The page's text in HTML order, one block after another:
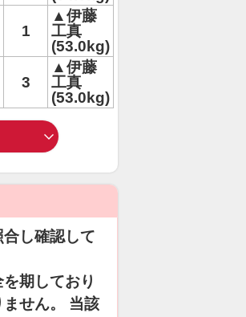
1
▲伊藤
工真
(53.0kg)
3
▲伊藤
工真
(53.0kg)
し確認して
期しており
せん。 当該